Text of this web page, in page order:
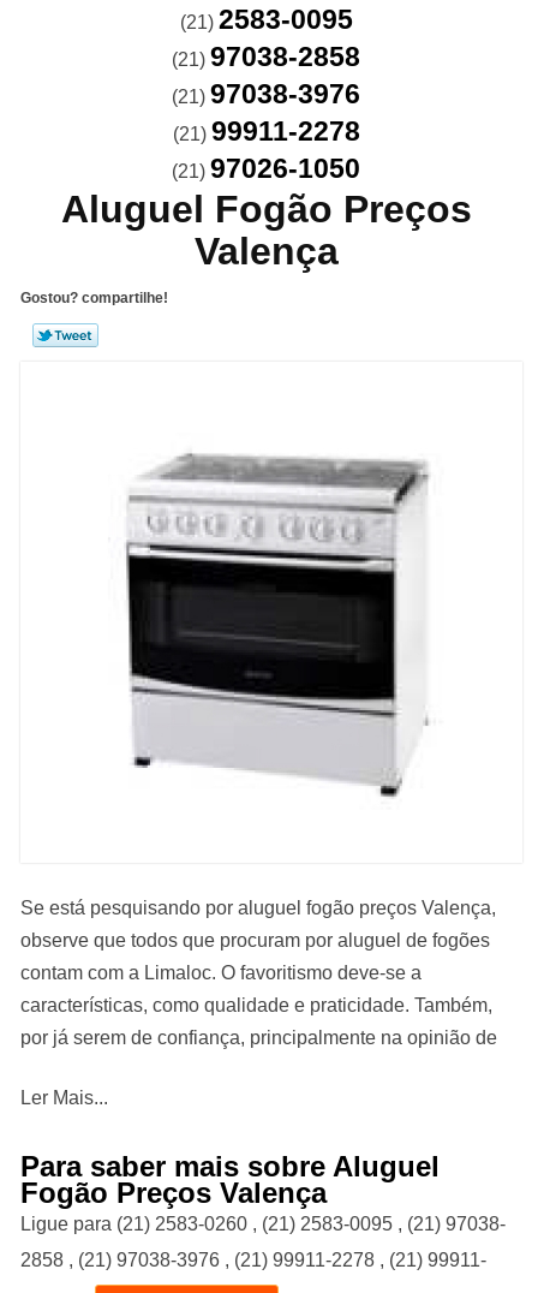
(21) 2583-0095
(21)97038-2858
(21)97038-3976
(21) 99911-2278
(21)97026-1050
Aluguel Fogão Preços
Valença
Gostou? compartilhe!
Se está pesquisando por aluguel fogão preços Valença,
observe que todos que procuram por aluguel de fogões
contam com a Limaloc. O favoritismo deve-se a
características, como qualidade e praticidade. Também,
por já serem de confiança, principalmente na opinião de
acerca de: aluguel de fogões.
Precisa de informações sobre aluguel fogão preços
Valença? Conheça nossos serviços, são opções variadas
que oferecemos, como Aluguel De Mesas E Cadeiras,
Aluguel De Freezers, Aluguel De Cadeiras Para Festa e
Ler Mais...
Para saber mais sobre Aluguel
Fogão Preços Valença
Ligue para (21) 2583-0260 , (21) 2583-0095 , (21) 97038-
2858 , (21) 97038-3976 , (21) 99911-2278 , (21) 99911-